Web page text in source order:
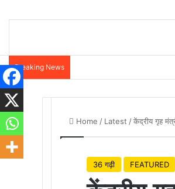
Breaking News
Home / Latest /केंद्रीय गृह
36 गढ़ी FEATURED